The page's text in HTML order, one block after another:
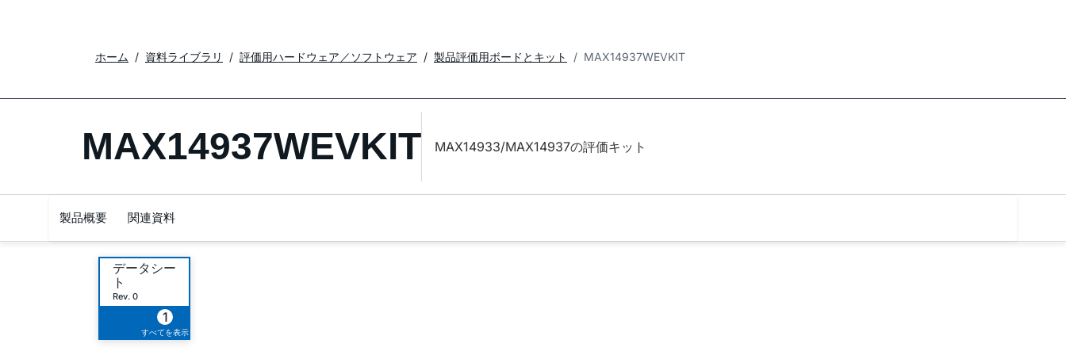
ホーム 資料ライブラリ 評価用ハードウェア／ソフトウェア 製品評価用ボードとキット MAX14937WEVKIT
MAX14937WEVKIT MAX14933/MAX14937の評価キット
製品概要 関連資料
データシー
ト
Rev. 0
1
すべてを表示